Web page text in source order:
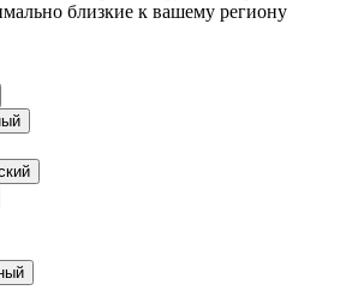
близкие к вашему региону